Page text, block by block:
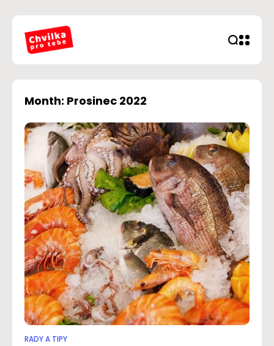
Month: Prosinec 2022
RADY A TIPY